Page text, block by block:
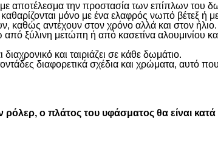
με αποτέλεσμα την προστασία των επίπλων του
μόνο με ένα ελαφρός νωπό βέτεξ ή
καθώς αντέχουν στον χρόνο αλλά και στον ήλιο.
ξύλινη μετώπη ή από κασετίνα αλουμινίου
και ταιριάζει σε κάθε δωμάτιο.
διαφορετικά σχέδια και χρώματα, αυτό
ο πλάτος του υφάσματος θα είναι